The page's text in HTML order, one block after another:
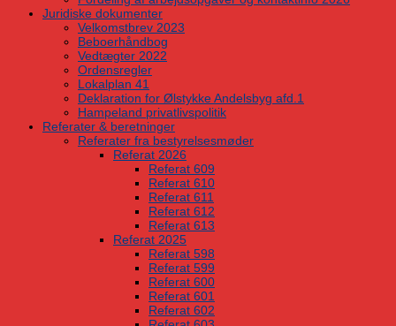
Juridiske dokumenter
Velkomstbrev 2023
Beboerhåndbog
Vedtægter 2022
Ordensregler
Lokalplan 41
Deklaration for Ølstykke Andelsbyg afd.1
Hampeland privatlivspolitik
Referater & beretninger
Referater fra bestyrelsesmøder
Referat 2026
Referat 609
Referat 610
Referat 611
Referat 612
Referat 613
Referat 2025
Referat 598
Referat 599
Referat 600
Referat 601
Referat 602